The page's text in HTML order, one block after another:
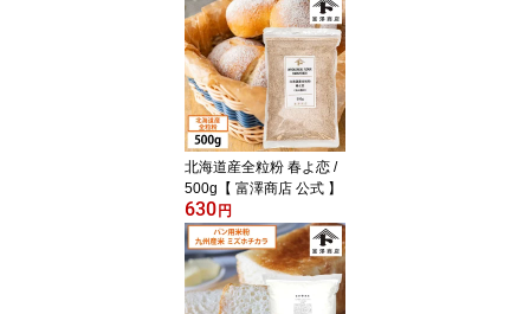
北海道産全粒粉 春よ恋 /
500g【 富澤商店 公式 】
630 円